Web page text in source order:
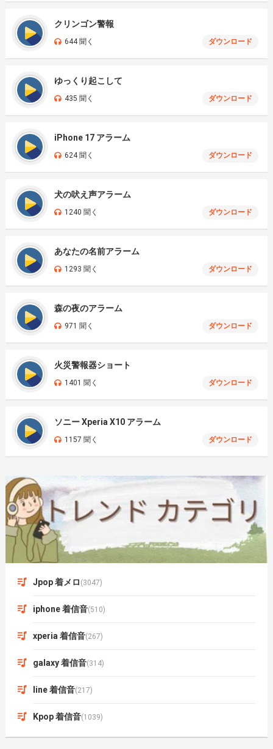
クリンゴン警報
644 聞く ダウンロード
ゆっくり起こして
435 聞く ダウンロード
iPhone 17 アラーム
624 聞く ダウンロード
犬の吠え声アラーム
1240 聞く ダウンロード
あなたの名前アラーム
1293 聞く ダウンロード
森の夜のアラーム
971 聞く ダウンロード
火災警報器ショート
1401 聞く ダウンロード
ソニー Xperia X10 アラーム
1157 聞く ダウンロード
Jpop 着メロ (3047)
iphone 着信音(510)
xperia 着信音(267)
galaxy 着信音(314)
line 着信音(217)
Kpop 着信音(1039)